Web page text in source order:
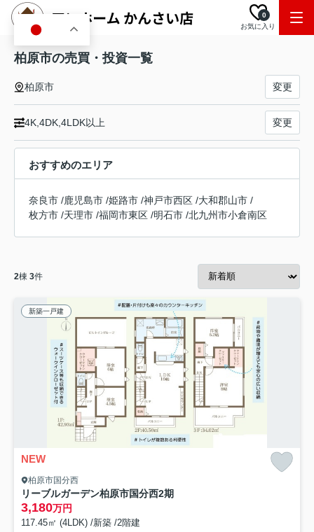
お気に入り
0
柏原市の売買・投資一覧
柏原市 変更
4K,4DK,4LDK以上 変更
おすすめのエリア
奈良市 /鹿児島市 /姫路市 /神戸市西区 /大和郡山市 /
枚方市 /天理市 /福岡市東区 /明石市 /北九州市小倉南区
2棟 3件
新築一戸建
NEW
柏原市国分西
リーブルガーデン柏原市国分西2期
3,180万円
117.45㎡ (4LDK) /新築 /2階建